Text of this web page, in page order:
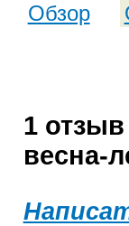
Обзор
1
весна-